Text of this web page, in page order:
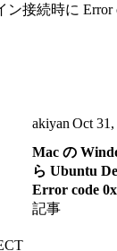
接続時に Error
akiyan Oct
Mac の
ら Ubuntu
Error code
記事